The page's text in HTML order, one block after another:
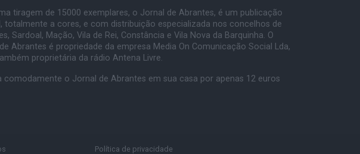
tiragem de 15000 exemplares, o Jornal de Abrantes, é um publicação
totalmente a cores, e com distribuição especializada nos concelhos de
Sardoal, Mação, Vila de Rei, Constância e Vila Nova da Barquinha. O
Abrantes é propriedade da empresa Media On Comunicação Social Lda,
proprietária da rádio Antena Livre.
comodamente o Jornal de Abrantes em sua casa por apenas 12 euros
Política de privacidade